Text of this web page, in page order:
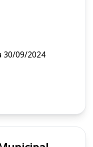
30/09/2024